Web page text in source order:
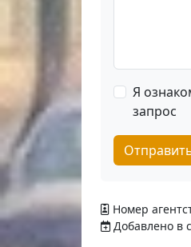
Я
запрос
Номер
Добавлено в